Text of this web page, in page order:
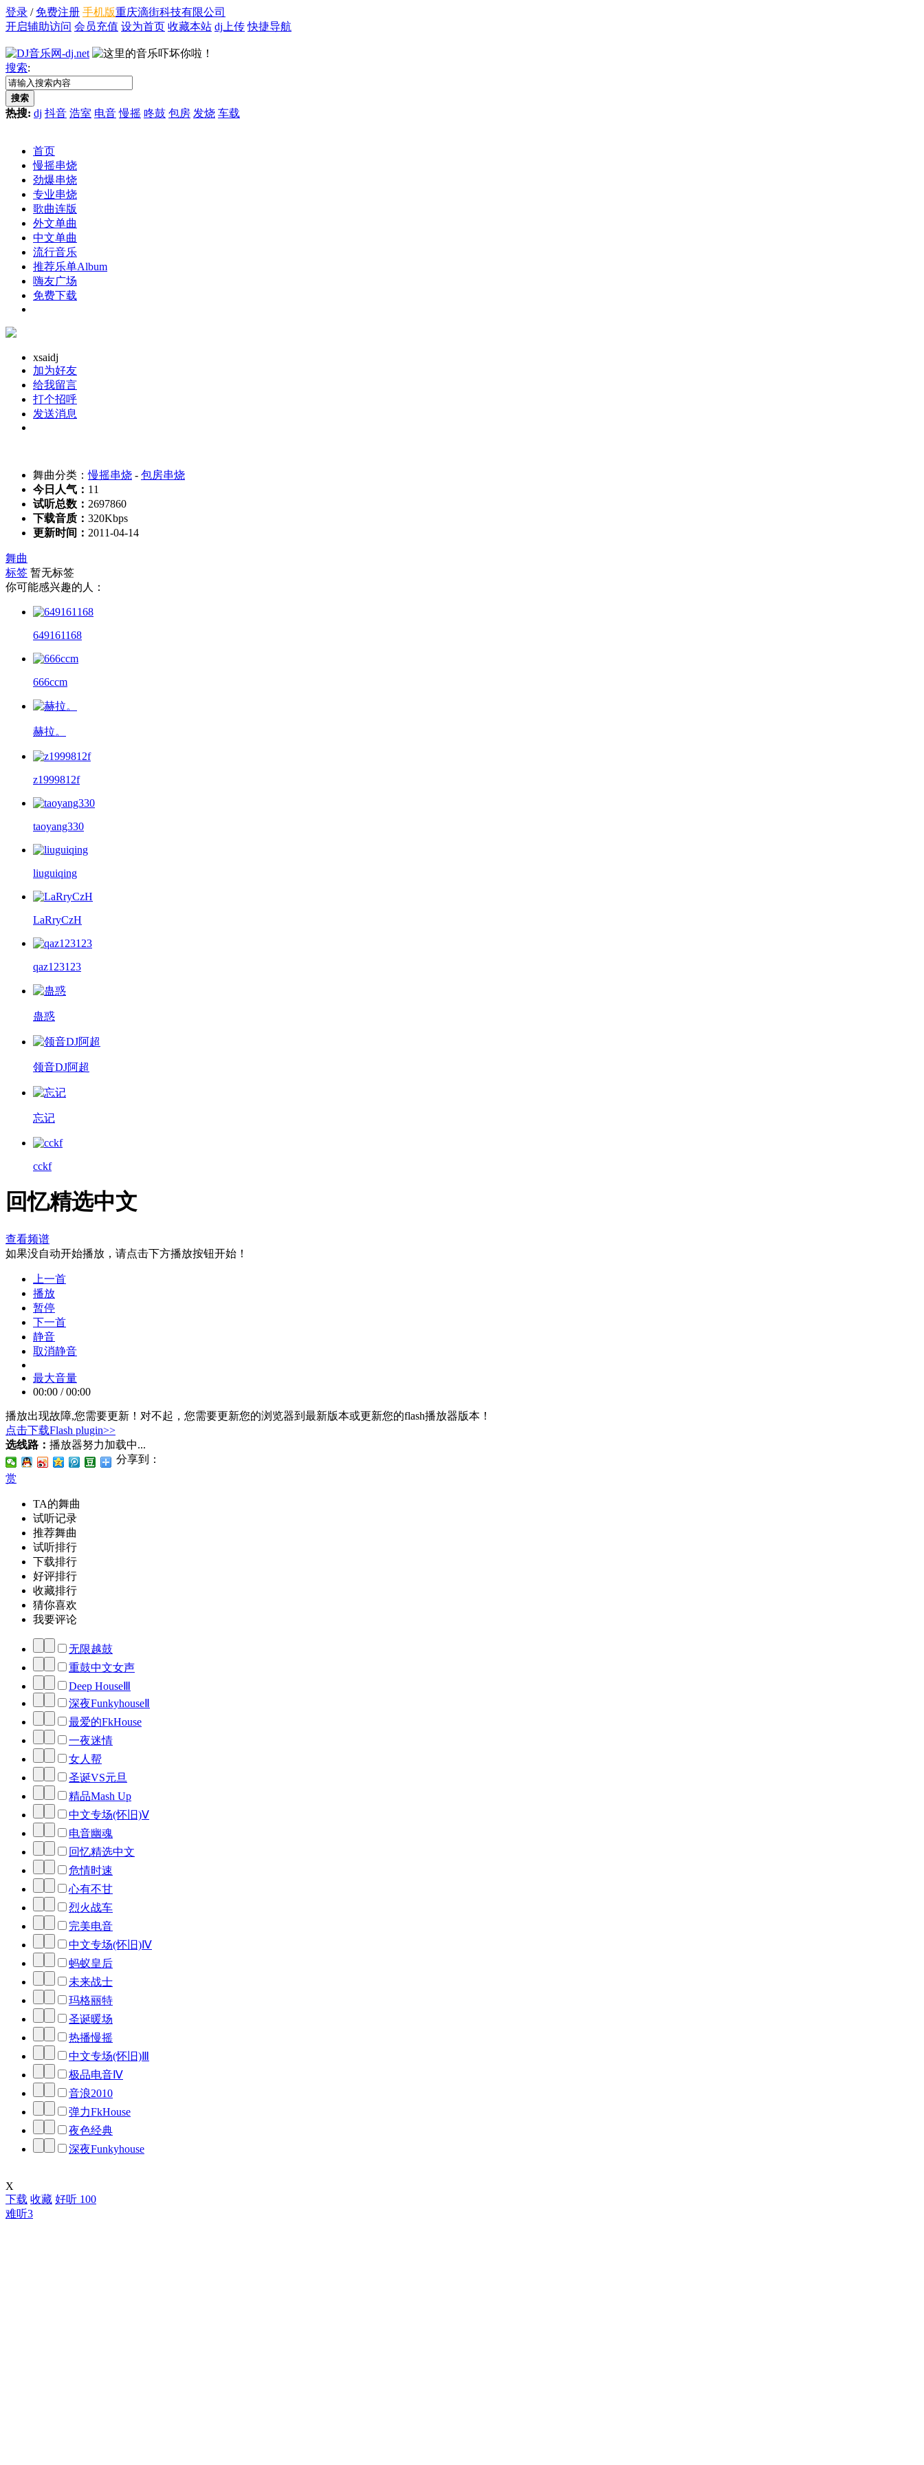
登录 / 免费注册 手机版重庆滴街科技有限公司
开启辅助访问 会员充值 设为首页 收藏本站 dj上传 快捷导航
搜索:
搜索
热搜: dj 抖音 浩室 电音 慢摇 咚鼓 包房 发烧 车载
首页
慢摇串烧
劲爆串烧
专业串烧
歌曲连版
外文单曲
中文单曲
流行音乐
推荐乐单Album
嗨友广场
免费下载
xsaidj
加为好友
给我留言
打个招呼
发送消息
舞曲分类：慢摇串烧 - 包房串烧
今日人气： 11
试听总数： 2697860
下载音质： 320Kbps
更新时间： 2011-04-14
舞曲
标签 暂无标签
你可能感兴趣的人：
649161168
666ccm
赫拉。
z1999812f
taoyang330
liuguiqing
LaRryCzH
qaz123123
蛊惑
领音DJ阿超
忘记
cckf
回忆精选中文
查看频谱
如果没自动开始播放，请点击下方播放按钮开始！
上一首
播放
暂停
下一首
静音
取消静音
最大音量
00:00 / 00:00
播放出现故障,您需要更新！ 对不起，您需要更新您的浏览器到最新版本或更新您的flash播放器版本！
点击下载Flash plugin>>
选线路： 播放器努力加载中...
分享到：
赏
TA的舞曲
试听记录
推荐舞曲
试听排行
下载排行
好评排行
收藏排行
猜你喜欢
我要评论
无限越鼓
重鼓中文女声
Deep HouseⅢ
深夜FunkyhouseⅡ
最爱的FkHouse
一夜迷情
女人帮
圣诞VS元旦
精品Mash Up
中文专场(怀旧)Ⅴ
电音幽魂
回忆精选中文
危情时速
心有不甘
烈火战车
完美电音
中文专场(怀旧)Ⅳ
蚂蚁皇后
未来战士
玛格丽特
圣诞暖场
热播慢摇
中文专场(怀旧)Ⅲ
极品电音Ⅳ
音浪2010
弹力FkHouse
夜色经典
深夜Funkyhouse
X
下载 收藏 好听 100
难听3